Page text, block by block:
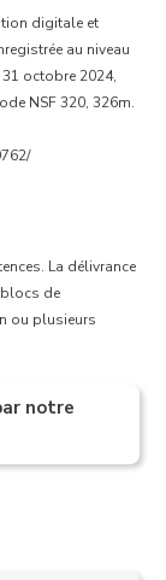
digitale et
au niveau
octobre 2024,
NSF 320, 326m.
La délivrance
de
ou plusieurs
notre